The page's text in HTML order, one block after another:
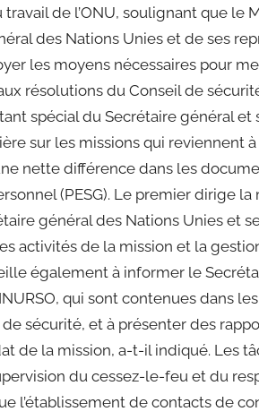
travail de l’ONU, soulignant que le
des Nations Unies et de ses
les moyens nécessaires pour
résolutions du Conseil de
spécial du Secrétaire général et
sur les missions qui reviennent
nette différence dans les
(PESG). Le premier dirige
général des Nations Unies et
activités de la mission et la
également à informer le
qui sont contenues dans
sécurité, et à présenter des
de la mission, a-t-il indiqué. Les
du cessez-le-feu et du
l’établissement de contacts de